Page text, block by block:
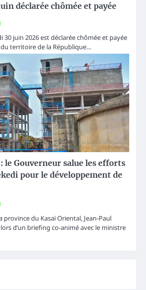
déclarée chômée et payée
30 juin 2026 est déclarée chômée et payée
territoire de la République…
le Gouverneur salue les efforts
pour le développement de
province du Kasaï Oriental, Jean-Paul
d’un briefing co-animé avec le ministre